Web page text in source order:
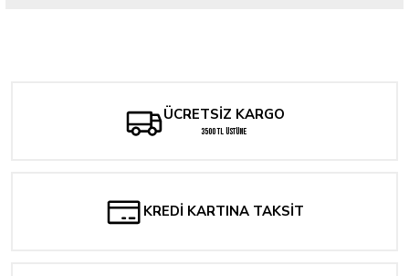
ÜCRETSİZ KARGO
3500 TL ÜSTÜNE
KREDİ KARTINA TAKSİT